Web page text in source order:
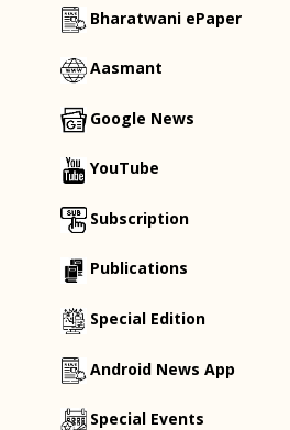
Bharatwani ePaper
Aasmant
Google News
YouTube
Subscription
Publications
Special Edition
Android News App
Special Events